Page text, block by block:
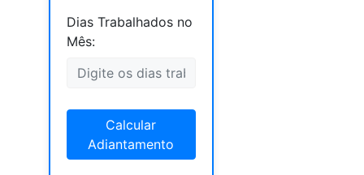
Dias Trabalhados no
Mês:
Calcular
Adiantamento